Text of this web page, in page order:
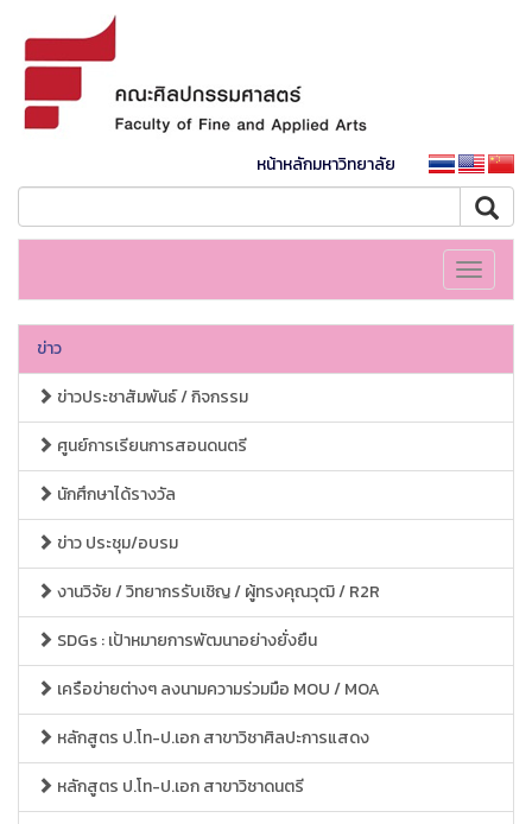
หน้าหลักมหาวิทยาลัย
Toggle
ข่าว
ข่าวประชาสัมพันธ์ / กิจกรรม
ศูนย์การเรียนการสอนดนตรี
นักศึกษาได้รางวัล
ข่าว ประชุม/อบรม
งานวิจัย / วิทยากรรับเชิญ / ผู้ทรงคุณวุฒิ / R2R
SDGs : เป้าหมายการพัฒนาอย่างยั่งยืน
เครือข่ายต่างๆ ลงนามความร่วมมือ MOU / MOA
หลักสูตร ป.โท-ป.เอก สาขาวิชาศิลปะการแสดง
หลักสูตร ป.โท-ป.เอก สาขาวิชาดนตรี